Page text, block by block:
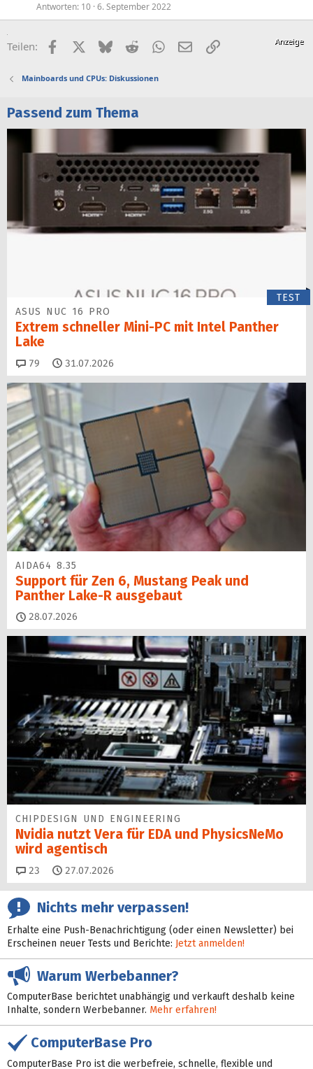
Antworten 10 6. September 2022
Teilen: FacebookX (Twitter)
BlueskyRedditWhatsApp
E-MailLink
Mainboards und CPUs: Diskussionen
Passend zum Thema
TEST
ASUS NUC 16 PRO
Extrem schneller Mini-PC mit Intel Panther
Lake
79 Kommentare
31.07.2026
AIDA64 8.35
Support für Zen 6, Mustang Peak und
Panther Lake-R ausgebaut
28.07.2026
CHIPDESIGN UND ENGINEERING
Nvidia nutzt Vera für EDA und PhysicsNeMo
wird agentisch
23 Kommentare
27.07.2026
Nichts mehr verpassen!
Erhalte eine Push-Benachrichtigung (oder einen Newsletter) bei
Erscheinen neuer Tests und Berichte: Jetzt anmelden!
Warum Werbebanner?
ComputerBase berichtet unabhängig und verkauft deshalb keine
Inhalte, sondern Werbebanner. Mehr erfahren!
ComputerBase Pro
ComputerBase Pro ist die werbefreie, schnelle, flexible und